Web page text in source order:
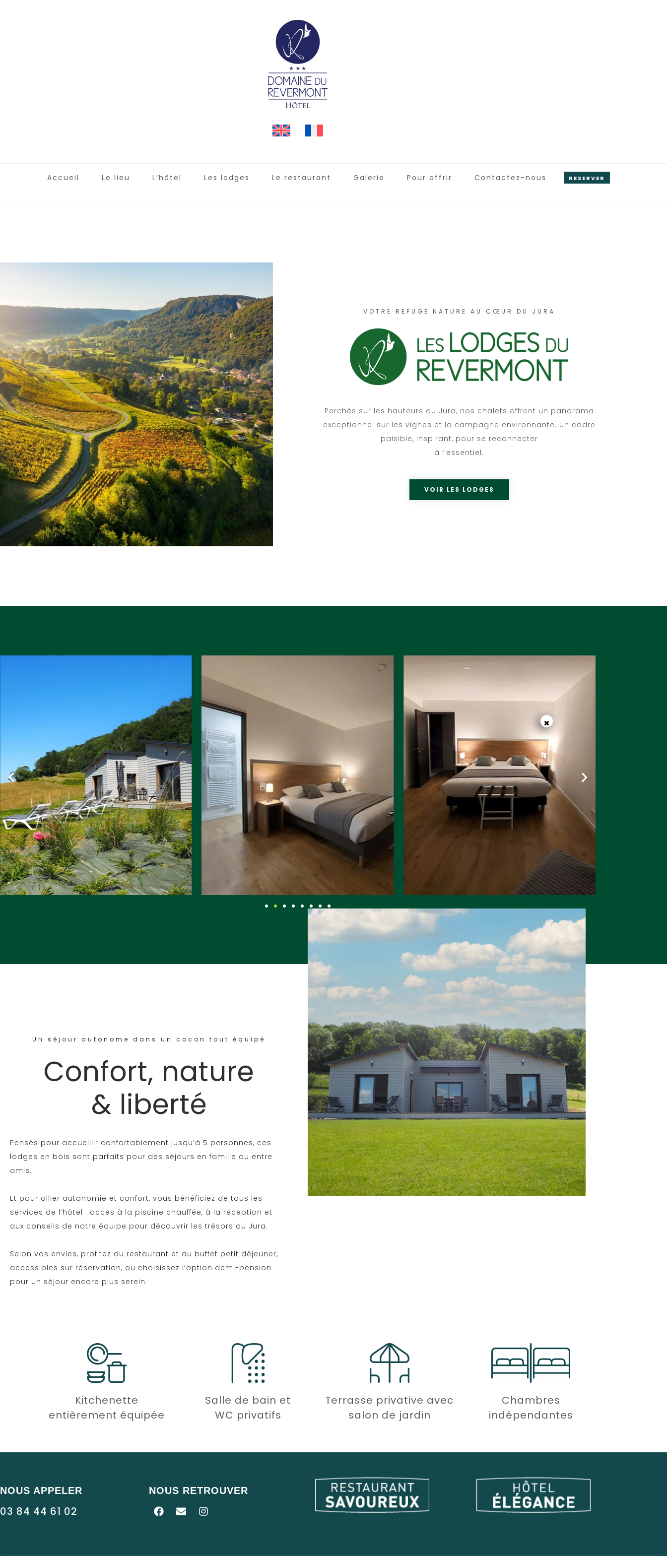
Accueil Le lieu L’hôtel Les lodges Le restaurant Galerie Pour offrir Contactez-nous RESERVER
VOTRE REFUGE NATURE AU CŒUR DU JURA
Perchés sur les hauteurs du Jura, nos chalets offrent un panorama
exceptionnel sur les vignes et la campagne environnante. Un cadre
paisible, inspirant, pour se reconnecter
à l’essentiel.
VOIR LES LODGES
Un séjour autonome dans un cocon tout équipé
Confort, nature
& liberté
Pensés pour accueillir confortablement jusqu’à 5 personnes, ces
lodges en bois sont parfaits pour des séjours en famille ou entre
amis.
Et pour allier autonomie et confort, vous bénéficiez de tous les
services de l’hôtel : accès à la piscine chauffée, à la réception et
aux conseils de notre équipe pour découvrir les trésors du Jura.
Selon vos envies, profitez du restaurant et du buffet petit déjeuner,
accessibles sur réservation, ou choisissez l’option demi-pension
pour un séjour encore plus serein.
Kitchenette
entièrement équipée
Salle de bain et
WC privatifs
Terrasse privative avec
salon de jardin
Chambres
indépendantes
NOUS APPELER
03 84 44 61 02
NOUS RETROUVER